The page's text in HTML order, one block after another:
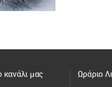
κανάλι μας Ωράριο